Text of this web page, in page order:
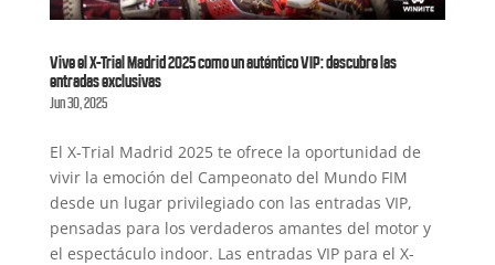
Vive el X-Trial Madrid 2025 como un auténtico VIP: descubre las
entradas exclusivas
Jun 30, 2025
El X-Trial Madrid 2025 te ofrece la oportunidad de
vivir la emoción del Campeonato del Mundo FIM
desde un lugar privilegiado con las entradas VIP,
pensadas para los verdaderos amantes del motor y
el espectáculo indoor. Las entradas VIP para el X-